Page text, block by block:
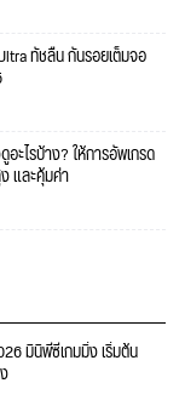
ทัชลื่น กันรอยเต็มจอ
ะไรบ้าง? ให้การอัพเกรด
และคุ้มค่า
มินิพีซีเกมมิ่ง เริ่มต้น